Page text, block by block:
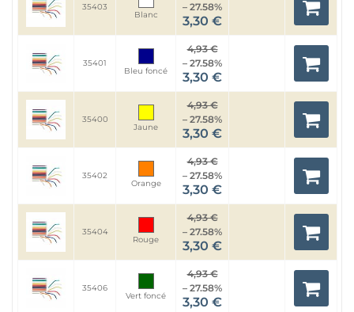
35403
Blanc
– 27.58%
3,30 €
35401
Bleu foncé
4,93 €
– 27.58%
3,30 €
35400
Jaune
4,93 €
– 27.58%
3,30 €
35402
Orange
4,93 €
– 27.58%
3,30 €
35404
Rouge
4,93 €
– 27.58%
3,30 €
35406
Vert foncé
4,93 €
– 27.58%
3,30 €